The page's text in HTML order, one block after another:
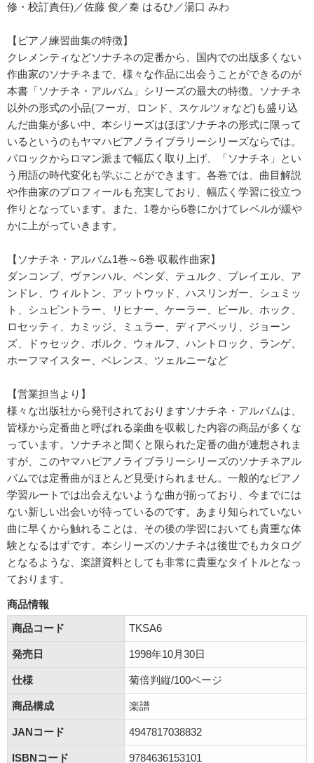
修・校訂責任)／佐藤 俊／秦 はるひ／湯口 みわ
【ピアノ練習曲集の特徴】
クレメンティなどソナチネの定番から、国内での出版多くない
作曲家のソナチネまで、様々な作品に出会うことができるのが
本書「ソナチネ・アルバム」シリーズの最大の特徴。ソナチネ
以外の形式の小品(フーガ、ロンド、スケルツォなど)も盛り込
んだ曲集が多い中、本シリーズはほぼソナチネの形式に限って
いるというのもヤマハピアノライブラリーシリーズならでは。
バロックからロマン派まで幅広く取り上げ、「ソナチネ」とい
う用語の時代変化も学ぶことができます。各巻では、曲目解説
や作曲家のプロフィールも充実しており、幅広く学習に役立つ
作りとなっています。また、1巻から6巻にかけてレベルが緩や
かに上がっていきます。
【ソナチネ・アルバム1巻～6巻 収載作曲家】
ダンコンブ、ヴァンハル、ベンダ、テュルク、プレイエル、ア
ンドレ、ウィルトン、アットウッド、ハスリンガー、シュミッ
ト、シュピントラー、リヒナー、ケーラー、ビール、ホック、
ロセッティ、カミッジ、ミュラー、ディアベッリ、ジョーン
ズ、ドゥセック、ボルク、ウォルフ、ハントロック、ランゲ、
ホーフマイスター、ベレンス、ツェルニーなど
【営業担当より】
様々な出版社から発刊されておりますソナチネ・アルバムは、
皆様から定番曲と呼ばれる楽曲を収載した内容の商品が多くな
っています。ソナチネと聞くと限られた定番の曲が連想されま
すが、このヤマハピアノライブラリーシリーズのソナチネアル
バムでは定番曲がほとんど見受けられません。一般的なピアノ
学習ルートでは出会えないような曲が揃っており、今までには
ない新しい出会いが待っているのです。あまり知られていない
曲に早くから触れることは、その後の学習においても貴重な体
験となるはずです。本シリーズのソナチネは後世でもカタログ
となるような、楽譜資料としても非常に貴重なタイトルとなっ
ております。
商品情報
商品コード
TKSA6
発売日 1998年10月30日
仕様 菊倍判縦/100ページ
商品構成 楽譜
JANコード 4947817038832
ISBNコード 9784636153101